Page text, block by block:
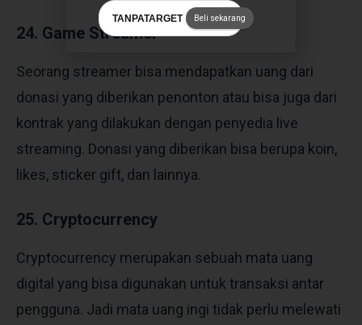
24. Game Streamer
Seorang streamer bisa mendapatkan uang dari
donasi yang diberikan penonton atau bisa juga dari
kontrak yang dilakukan dengan penyedia live
streaming. Donasi yang diberikan bisa berupa koin,
likes, sticker gift, dan lainnya.
25. Cryptocurrency
Cryptocurrency merupakan sebuah mata uang
digital yang bisa digunakan untuk transaksi antar
pengguna. Jadi mata uang ingi tidak perlu melewati
TANPATARGET Beli sekarang